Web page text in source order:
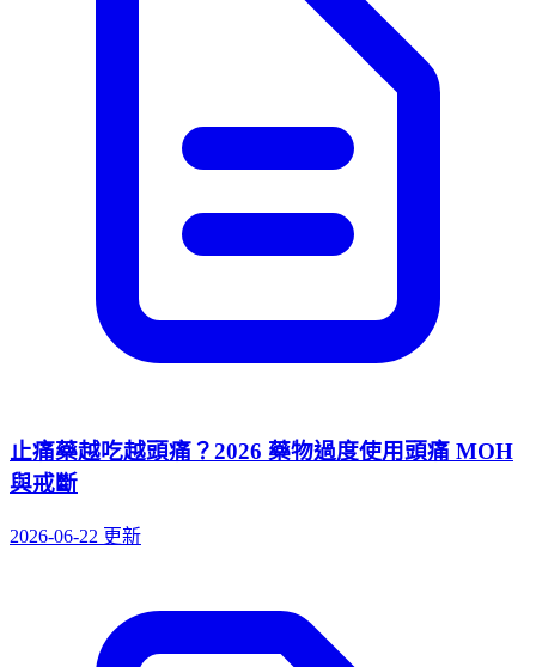
止痛藥越吃越頭痛？2026 藥物過度使用頭痛 MOH
與戒斷
2026-06-22 更新